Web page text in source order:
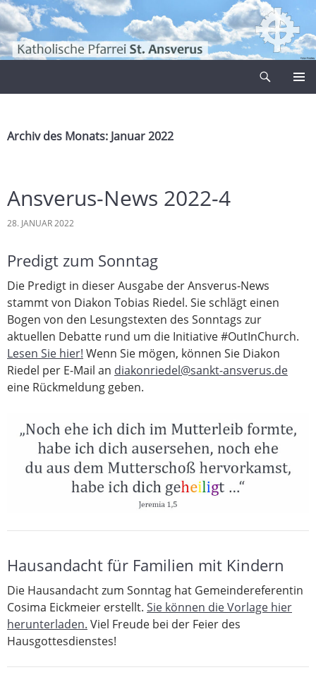
Zum
Inhalt
springen
Archiv des Monats: Januar 2022
Ansverus-News 2022-4
28. JANUAR 2022
Predigt zum Sonntag
Die Predigt in dieser Ausgabe der Ansverus-News
stammt von Diakon Tobias Riedel. Sie schlägt einen
Bogen von den Lesungstexten des Sonntags zur
aktuellen Debatte rund um die Initiative #OutInChurch.
Lesen Sie hier! Wenn Sie mögen, können Sie Diakon
Riedel per E-Mail an diakonriedel@sankt-ansverus.de
eine Rückmeldung geben.
Hausandacht für Familien mit Kindern
Die Hausandacht zum Sonntag hat Gemeindereferentin
Cosima Eickmeier erstellt. Sie können die Vorlage hier
herunterladen. Viel Freude bei der Feier des
Hausgottesdienstes!